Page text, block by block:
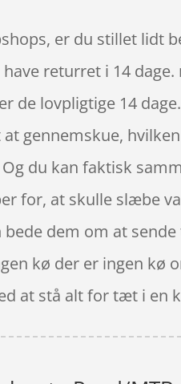
er du stillet lidt
returret i 14
de lovpligtige 14
gennemskue,
du kan faktisk
for, at skulle slæbe
dem om at
kø der er ingen kø
at stå alt for tæt i en